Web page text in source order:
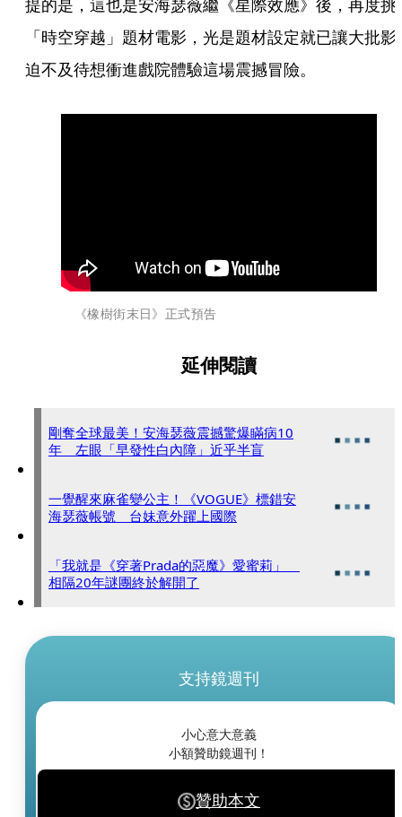
提的是，這也是安海瑟薇繼《星際效應》後，再度挑
「時空穿越」題材電影，光是題材設定就已讓大批影
迫不及待想衝進戲院體驗這場震撼冒險。
《橡樹街末日》正式預告
延伸閱讀
剛奪全球最美！安海瑟薇震撼驚爆瞞病10
年 左眼「早發性白內障」近乎半盲
一覺醒來麻雀變公主！《VOGUE》標錯安
海瑟薇帳號 台妹意外躍上國際
「我就是《穿著Prada的惡魔》愛蜜莉」
相隔20年謎團終於解開了
支持鏡週刊
小心意大意義
小額贊助鏡週刊！
贊助本文